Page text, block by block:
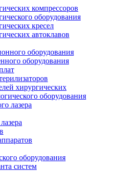
компрессоров
оборудования
кресел
автоклавов
оборудования
оборудования
хирургических
оборудования
лазера
оборудования
систем